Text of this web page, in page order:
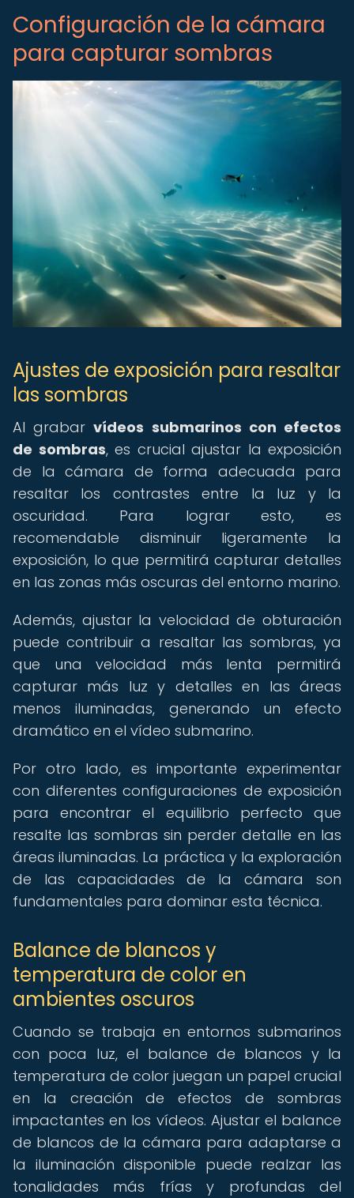
Configuración de la cámara
para capturar sombras
Ajustes de exposición para resaltar
las sombras
Al grabarvídeos submarinos con efectos
de sombras, es crucial ajustar la exposición
de la cámara de forma adecuada para
resaltar los contrastes entre la luz y la
oscuridad. Para lograr esto, es
recomendable disminuir ligeramente la
exposición, lo que permitirá capturar detalles
en las zonas más oscuras del entorno marino.
Además, ajustar la velocidad de obturación
puede contribuir a resaltar las sombras, ya
que una velocidad más lenta permitirá
capturar más luz y detalles en las áreas
menos iluminadas, generando un efecto
dramático en el vídeo submarino.
Por otro lado, es importante experimentar
con diferentes configuraciones de exposición
para encontrar el equilibrio perfecto que
resalte las sombras sin perder detalle en las
áreas iluminadas. La práctica y la exploración
de las capacidades de la cámara son
fundamentales para dominar esta técnica.
Balance de blancos y
temperatura de color en
ambientes oscuros
Cuando se trabaja en entornos submarinos
con poca luz, el balance de blancos y la
temperatura de color juegan un papel crucial
en la creación de efectos de sombras
impactantes en los vídeos. Ajustar el balance
de blancos de la cámara para adaptarse a
la iluminación disponible puede realzar las
tonalidades más frías y profundas del